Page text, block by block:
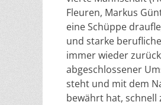
Fleuren, Markus
eine Schüppe
und starke
immer wieder
abgeschlossener
steht und mit dem
bewährt hat, schnell